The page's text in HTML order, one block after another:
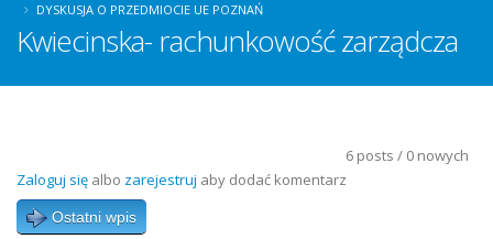
DYSKUSJA O PRZEDMIOCIE UE POZNAŃ
Kwiecinska- rachunkowość zarządcza
6 posts / 0 nowych
Zaloguj się albo zarejestruj aby dodać komentarz
Ostatni wpis